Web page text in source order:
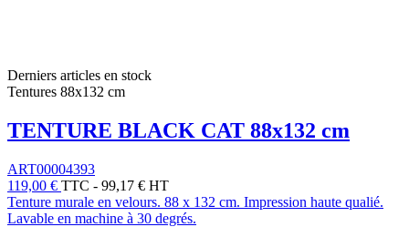
Derniers articles en stock
Tentures 88x132 cm
TENTURE BLACK CAT 88x132 cm
ART00004393
119,00 € TTC - 99,17 € HT
Tenture murale en velours. 88 x 132 cm. Impression haute qualié.
Lavable en machine à 30 degrés.